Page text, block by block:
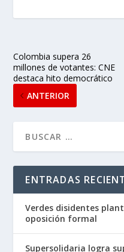
Colombia supera 26
millones de votantes: CNE
destaca hito democrático
ANTERIOR
ENTRADAS
Verdes disidentes
oposición formal
Supersolidaria logra